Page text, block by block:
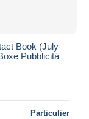
Book (July
Pubblicità
Particulier